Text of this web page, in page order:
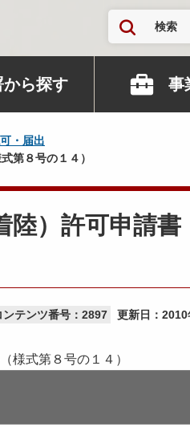
検索
から探す 事
・届出
第８号の１４）
陸）許可申請書
ンテンツ番号：2897 更新日： 2010
様式第８号の１４）